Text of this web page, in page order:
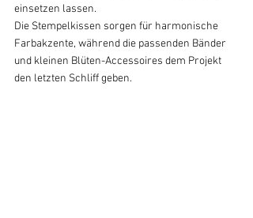
einsetzen lassen.
Die Stempelkissen sorgen für harmonische
Farbakzente, während die passenden Bänder
und kleinen Blüten-Accessoires dem Projekt
den letzten Schliff geben.